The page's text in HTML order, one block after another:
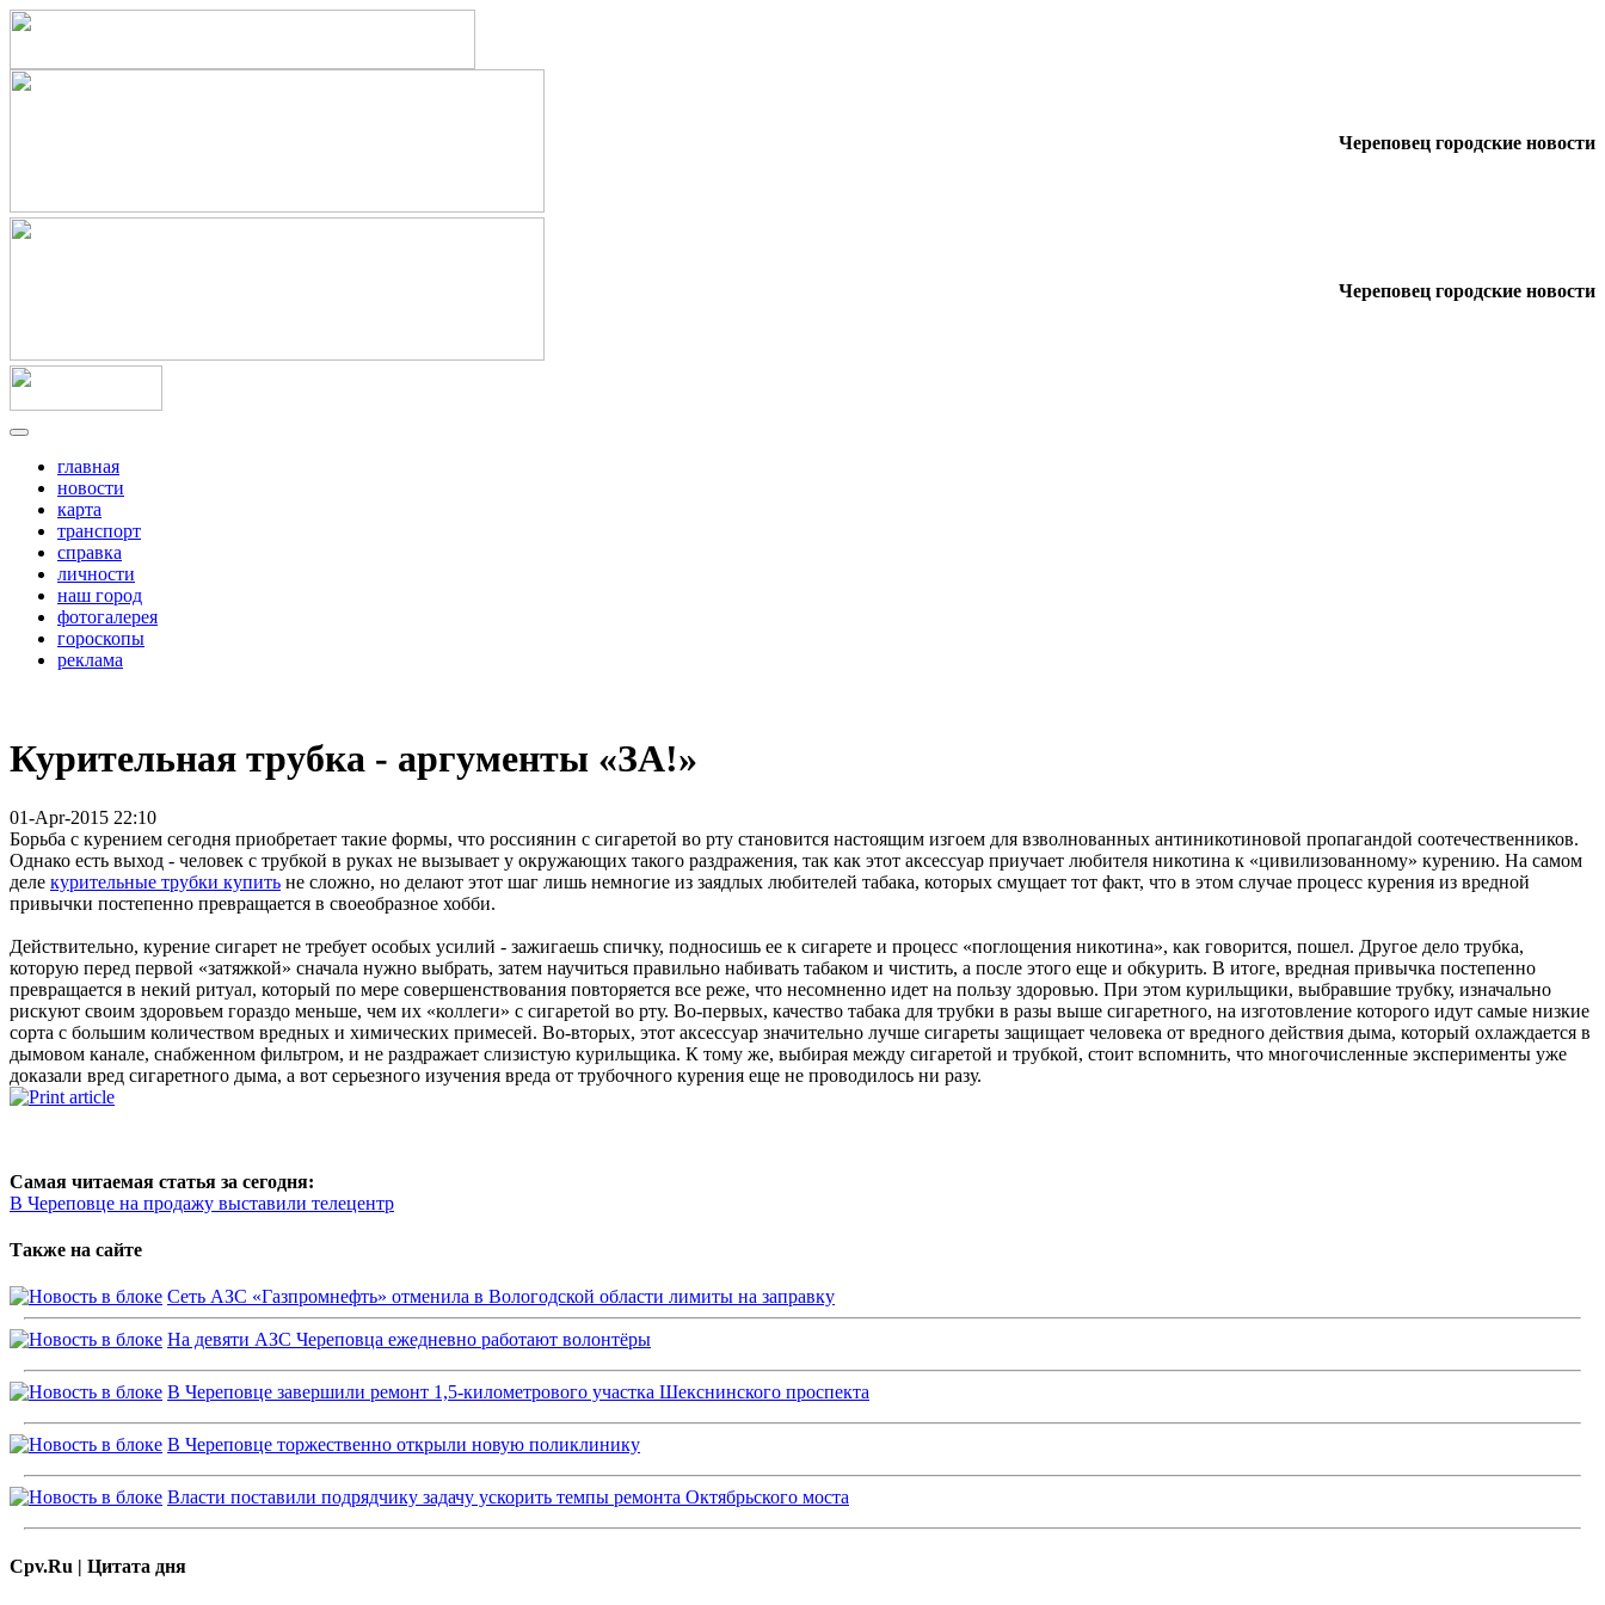
Череповец городские новости
Череповец городские новости
главная
новости
карта
транспорт
справка
личности
наш город
фотогалерея
гороскопы
реклама
Курительная трубка - аргументы «ЗА!»
01-Apr-2015 22:10
Борьба с курением сегодня приобретает такие формы, что россиянин с сигаретой во рту становится настоящим изгоем для взволнованных антиникотиновой пропагандой соотечественников.
Однако есть выход - человек с трубкой в руках не вызывает у окружающих такого раздражения, так как этот аксессуар приучает любителя никотина к «цивилизованному» курению. На самом
деле курительные трубки купить не сложно, но делают этот шаг лишь немногие из заядлых любителей табака, которых смущает тот факт, что в этом случае процесс курения из вредной
привычки постепенно превращается в своеобразное хобби.
Действительно, курение сигарет не требует особых усилий - зажигаешь спичку, подносишь ее к сигарете и процесс «поглощения никотина», как говорится, пошел. Другое дело трубка,
которую перед первой «затяжкой» сначала нужно выбрать, затем научиться правильно набивать табаком и чистить, а после этого еще и обкурить. В итоге, вредная привычка постепенно
превращается в некий ритуал, который по мере совершенствования повторяется все реже, что несомненно идет на пользу здоровью. При этом курильщики, выбравшие трубку, изначально
рискуют своим здоровьем гораздо меньше, чем их «коллеги» с сигаретой во рту. Во-первых, качество табака для трубки в разы выше сигаретного, на изготовление которого идут самые низкие
сорта с большим количеством вредных и химических примесей. Во-вторых, этот аксессуар значительно лучше сигареты защищает человека от вредного действия дыма, который охлаждается в
дымовом канале, снабженном фильтром, и не раздражает слизистую курильщика. К тому же, выбирая между сигаретой и трубкой, стоит вспомнить, что многочисленные эксперименты уже
доказали вред сигаретного дыма, а вот серьезного изучения вреда от трубочного курения еще не проводилось ни разу.
Самая читаемая статья за сегодня:
В Череповце на продажу выставили телецентр
Также на сайте
Сеть АЗС «Газпромнефть» отменила в Вологодской области лимиты на заправку
На девяти АЗС Череповца ежедневно работают волонтёры
В Череповце завершили ремонт 1,5-километрового участка Шекснинского проспекта
В Череповце торжественно открыли новую поликлинику
Власти поставили подрядчику задачу ускорить темпы ремонта Октябрьского моста
Cpv.Ru | Цитата дня